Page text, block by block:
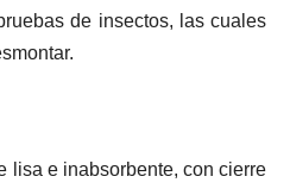
de insectos, las cuales
lisa e inabsorbente, con cierre